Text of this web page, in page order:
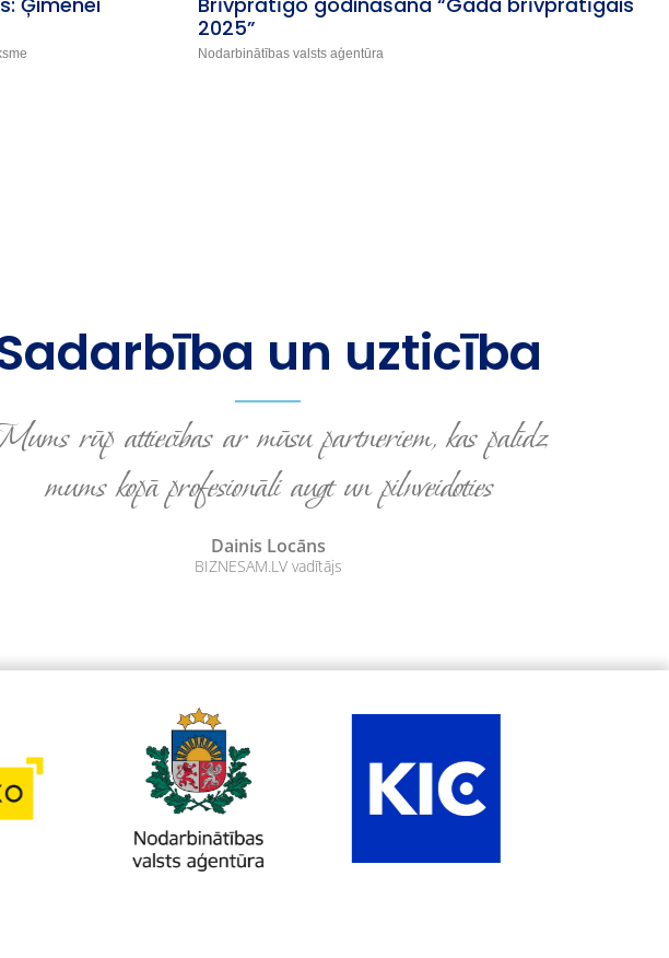
2025”
Nodarbinātības valsts aģentūra
un uzticība
rūp attiecības ar mūsu partneriem, kas palīdz
mums kopā profesionāli augt un pilnveidoties
Dainis Locāns
BIZNESAM.LV vadītājs